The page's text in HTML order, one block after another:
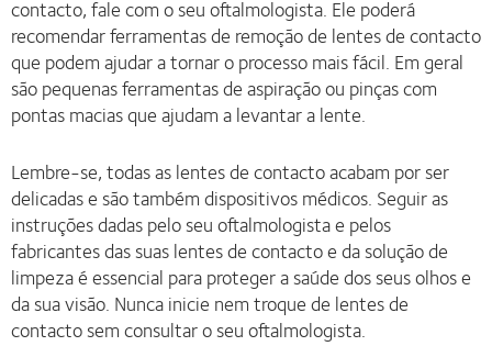
contacto, fale com o seu oftalmologista. Ele poderá
recomendar ferramentas de remoção de lentes de contacto
que podem ajudar a tornar o processo mais fácil. Em geral
são pequenas ferramentas de aspiração ou pinças com
pontas macias que ajudam a levantar a lente.
Lembre-se, todas as lentes de contacto acabam por ser
delicadas e são também dispositivos médicos. Seguir as
instruções dadas pelo seu oftalmologista e pelos
fabricantes das suas lentes de contacto e da solução de
limpeza é essencial para proteger a saúde dos seus olhos e
da sua visão. Nunca inicie nem troque de lentes de
contacto sem consultar o seu oftalmologista.